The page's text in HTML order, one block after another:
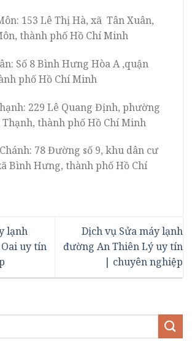
153 Lê Thị Hà, xã Tân Xuân,
thành phố Hồ Chí Minh
Số 8 Bình Hưng Hòa A ,quận
phố Hồ Chí Minh
229 Lê Quang Định, phường
thành phố Hồ Chí Minh
78 Đường số 9, khu dân cư
Bình Hưng, thành phố Hồ Chí
lạnh
uy tín
Dịch vụ Sửa máy lạnh
đường An Thiên Lý uy tín
| chuyên nghiệp